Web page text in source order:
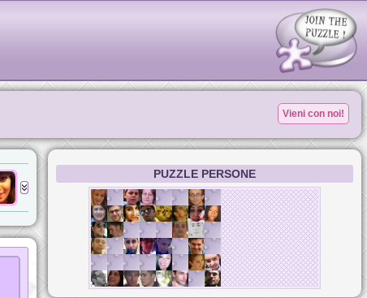
Vieni con noi!
PUZZLE PERSONE